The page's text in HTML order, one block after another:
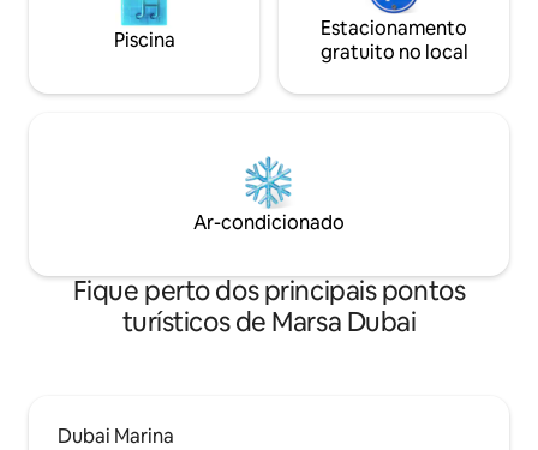
Piscina
Estacionamento
gratuito no local
Ar-condicionado
Fique perto dos principais pontos
turísticos de Marsa Dubai
Dubai Marina